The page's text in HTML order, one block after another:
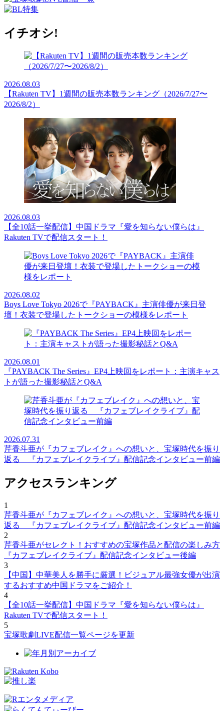
イチオシ!
2026.08.03
【Rakuten TV】1週間の販売本数ランキング（2026/7/27〜
2026/8/2）
2026.08.03
【全10話一挙配信】中国ドラマ『愛を知らない僕らは』
Rakuten TVで配信スタート！
2026.08.02
Boys Love Tokyo 2026で『PAYBACK』主演俳優が来日登
壇！衣装で登場したトークショーの模様をレポート
2026.08.01
『PAYBACK The Series』EP4上映回をレポート：主演キャス
トが語った撮影秘話とQ&A
2026.07.31
芹香斗亜が『カフェブレイク』への想いと、宝塚時代を振り
返る 『カフェブレイクライブ』配信記念インタビュー前編
アクセスランキング
1
芹香斗亜が『カフェブレイク』への想いと、宝塚時代を振り
返る 『カフェブレイクライブ』配信記念インタビュー前編
2
芹香斗亜がセレクト！おすすめの宝塚作品と配信の楽しみ方
『カフェブレイクライブ』配信記念インタビュー後編
3
【中国】中華美人を勝手に厳選！ビジュアル最強女優が出演
するおすすめ中国ドラマをご紹介！
4
【全10話一挙配信】中国ドラマ『愛を知らない僕らは』
Rakuten TVで配信スタート！
5
宝塚歌劇LIVE配信一覧ページを更新